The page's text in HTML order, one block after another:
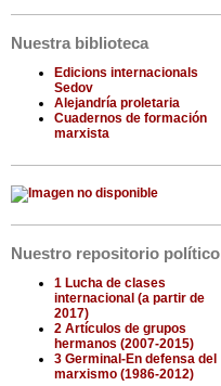
Nuestra biblioteca
Edicions internacionals
Sedov
Alejandría proletaria
Cuadernos de formación
marxista
Nuestro repositorio político
1 Lucha de clases
internacional (a partir de
2017)
2 Artículos de grupos
hermanos (2007-2015)
3 Germinal-En defensa del
marxismo (1986-2012)